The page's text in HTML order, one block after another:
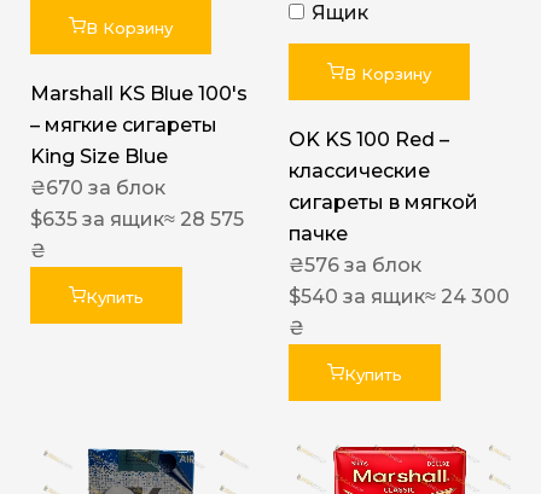
В Корзину
Marshall KS Blue 100's
– мягкие сигареты
King Size Blue
₴670 за блок
$635 за ящик≈ 28 575
₴
Купить
Ящик
В Корзину
OK KS 100 Red –
классические
сигареты в мягкой
пачке
₴576 за блок
$540 за ящик≈ 24 300
₴
Купить